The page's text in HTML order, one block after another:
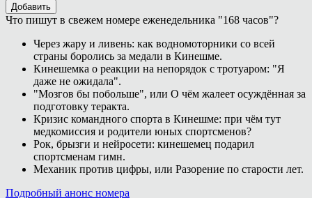
Добавить
Что пишут в свежем номере еженедельника "168 часов"?
Через жару и ливень: как водномоторники со всей
страны боролись за медали в Кинешме.
Кинешемка о реакции на непорядок с тротуаром: "Я
даже не ожидала".
"Мозгов бы побольше", или О чём жалеет осуждённая за
подготовку теракта.
Кризис командного спорта в Кинешме: при чём тут
медкомиссия и родители юных спортсменов?
Рок, брызги и нейросети: кинешемец подарил
спортсменам гимн.
Механик против цифры, или Разорение по старости лет.
Подробный анонс номера